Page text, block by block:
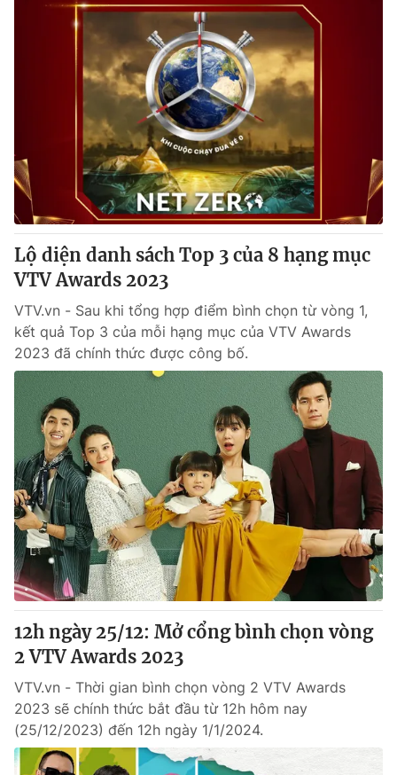
Lộ diện danh sách Top 3 của 8 hạng mục
VTV Awards 2023
VTV.vn - Sau khi tổng hợp điểm bình chọn từ vòng 1,
kết quả Top 3 của mỗi hạng mục của VTV Awards
2023 đã chính thức được công bố.
12h ngày 25/12: Mở cổng bình chọn vòng
2 VTV Awards 2023
VTV.vn - Thời gian bình chọn vòng 2 VTV Awards
2023 sẽ chính thức bắt đầu từ 12h hôm nay
(25/12/2023) đến 12h ngày 1/1/2024.